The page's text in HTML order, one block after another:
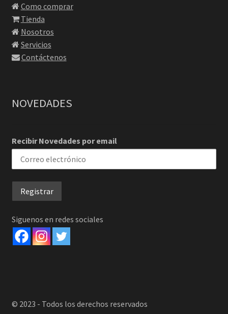
Como comprar
Tienda
Nosotros
Servicios
Contáctenos
NOVEDADES
Recibir Novedades por email
Siguenos en redes sociales
© 2023 - Todos los derechos reservados